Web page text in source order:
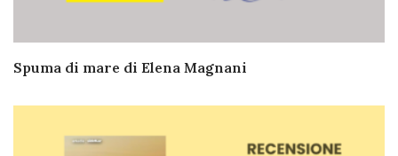
Spuma di mare di Elena Magnani